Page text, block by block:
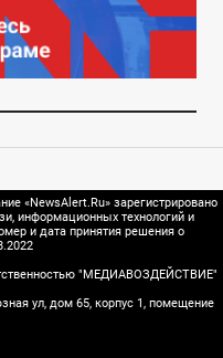
«NewsAlert.Ru» зарегистрировано
информационных технологий и
и дата принятия решения о
"МЕДИАВОЗДЕЙСТВИЕ"
ул, дом 65, корпус 1, помещение